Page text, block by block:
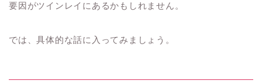
要因がツインレイにあるかもしれません。
では、具体的な話に入ってみましょう。